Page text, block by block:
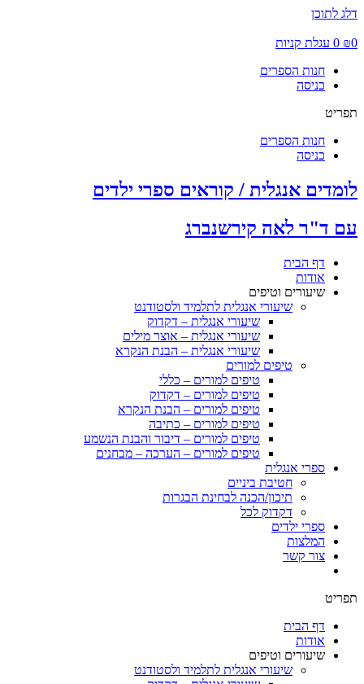
דלג לתוכן
₪0
0 עגלת קניות
חנות הספרים
כניסה
תפריט
חנות הספרים
כניסה
לומדים אנגלית / קוראים ספרי ילדים
עם ד"ר לאה קירשנברג
דף הבית
אודות
שיעורים וטיפים
שיעורי אנגלית לתלמיד ולסטודנט
שיעורי אנגלית – דקדוק
שיעורי אנגלית – אוצר מילים
שיעורי אנגלית – הבנת הנקרא
טיפים למורים
טיפים למורים – כללי
טיפים למורים – דקדוק
טיפים למורים – הבנת הנקרא
טיפים למורים – כתיבה
טיפים למורים – דיבור והבנת הנשמע
טיפים למורים – הערכה – מבחנים
ספרי אנגלית
חטיבת ביניים
תיכון/הכנה לבחינת הבגרות
דקדוק לכל
ספרי ילדים
המלצות
צור קשר
תפריט
דף הבית
אודות
שיעורים וטיפים
שיעורי אנגלית לתלמיד ולסטודנט